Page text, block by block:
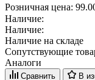
Розничная цена:
Наличие:
Наличие:
Наличие на складе
Сопутствующие
Аналоги
Сравнить В